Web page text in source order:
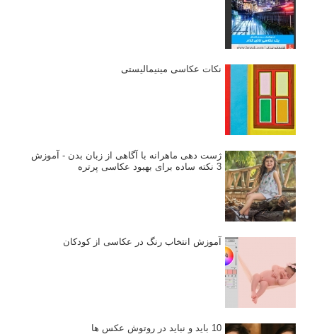
نکات عکاسی مینیمالیستی
ژست دهی ماهرانه با آگاهی از زبان بدن - آموزش
3 نکته ساده برای بهبود عکاسی پرتره
آموزش انتخاب رنگ در عکاسی از کودکان
10 باید و نباید در روتوش عکس ها